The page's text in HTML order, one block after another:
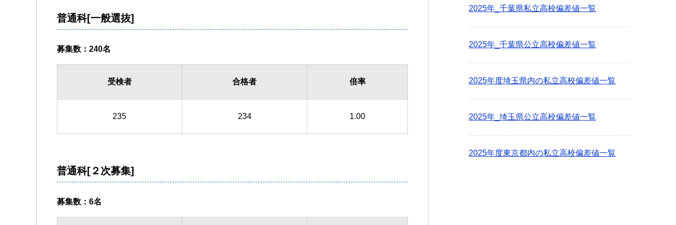
普通科[一般選抜]
募集数：240名
受検者 合格者 倍率
235 234 1.00
普通科[２次募集]
募集数：6名
2025年_千葉県私立高校偏差値一覧
2025年_千葉県公立高校偏差値一覧
2025年度埼玉県内の私立高校偏差値一覧
2025年_埼玉県公立高校偏差値一覧
2025年度東京都内の私立高校偏差値一覧